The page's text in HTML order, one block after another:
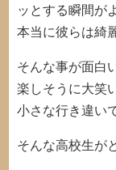
ッとする瞬間が
本当に彼らは綺
そんな事が面白
楽しそうに大笑
小さな行き違い
そんな高校生が